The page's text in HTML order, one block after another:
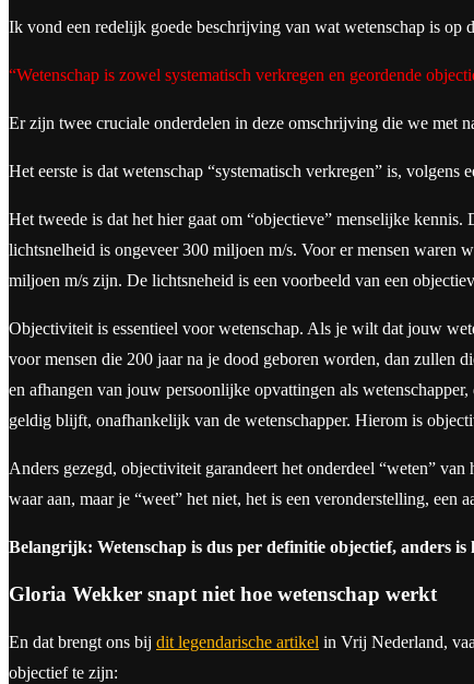
Ik vond een redelijk goede beschrijving van wat wetenschap is op
“Wetenschap is zowel systematisch verkregen en geordende
Er zijn twee cruciale onderdelen in deze omschrijving die we met
Het eerste is dat wetenschap “systematisch verkregen” is,
Het tweede is dat het hier gaat om “objectieve” menselijke
lichtsnelheid is ongeveer 300 miljoen m/s. Voor er mensen waren
miljoen m/s zijn. De lichtsneheid is een voorbeeld van een
Objectiviteit is essentieel voor wetenschap. Als je wilt dat jouw
voor mensen die 200 jaar na je dood geboren worden, dan zullen
en afhangen van jouw persoonlijke opvattingen als
geldig blijft, onafhankelijk van de wetenschapper. Hierom is
Anders gezegd, objectiviteit garandeert het onderdeel “weten”
waar aan, maar je “weet” het niet, het is een veronderstelling, een
Belangrijk: Wetenschap is dus per definitie objectief, anders is
Gloria Wekker snapt niet hoe wetenschap werkt
En dat brengt ons bij dit legendarische artikel in Vrij Nederland,
objectief te zijn: